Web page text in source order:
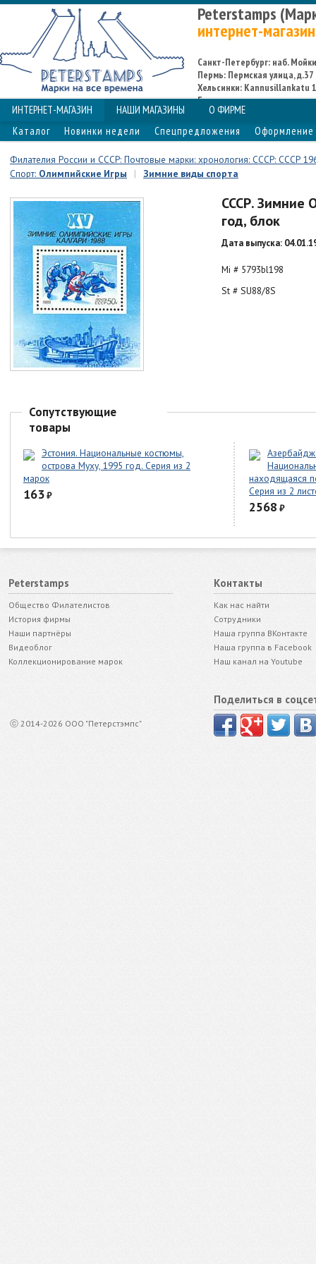
Peterstamps
интернет-магазин
Санкт-Петербург: наб.
Пермь: Пермская улица, д.37
Хельсинки: Kannusillankatu
Espoo
ИНТЕРНЕТ-МАГАЗИН НАШИ МАГАЗИНЫ
О ФИРМЕ
Каталог
Новинки недели Спецпредложения Оформление
Филателия России и СССР: Почтовые марки: хронология: СССР: СССР
Спорт: Олимпийские Игры | Зимние виды спорта
СССР. Зимние
год, блок
Дата выпуска:
Mi # 5793bl198
St # SU88/8S
Сопутствующие
товары
Эстония. Национальные костюмы,
острова Муху, 1995 год. Серия из 2
марок
163₽
находящаяся
Серия из 2
2568 ₽
Peterstamps
Общество Филателистов
История фирмы
Наши партнёры
Видеоблог
Коллекционирование марок
ⓒ 2014-2026 ООО "Петерстэмпс"
Контакты
Как нас найти
Сотрудники
Наша группа ВКонтакте
Наша группа в Facebook
Наш канал на Youtube
Поделиться в